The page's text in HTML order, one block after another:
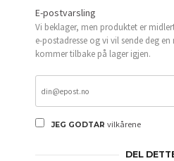
E-postvarsling
Vi beklager, men produktet er
e-postadresse og vi vil sende deg
kommer tilbake på lager igjen.
JEG GODTAR vilkårene
DEL